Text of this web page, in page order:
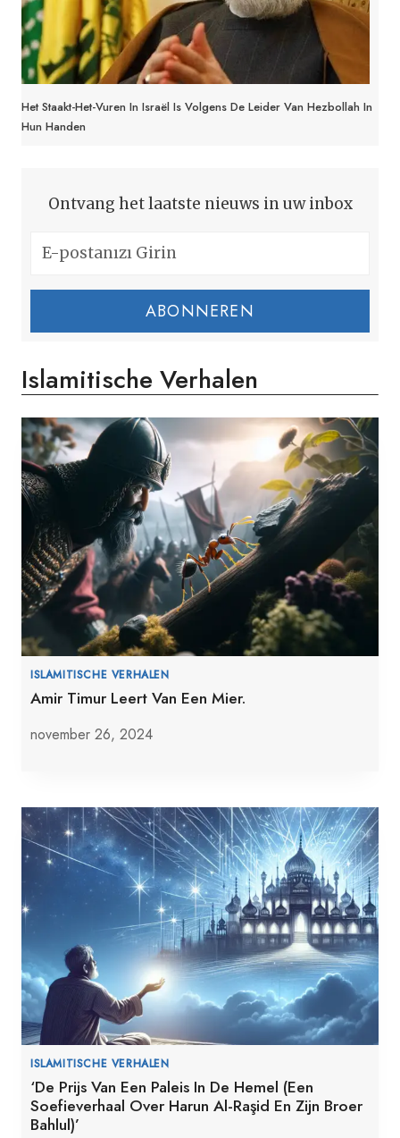
Het Staakt-Het-Vuren In Israël Is Volgens De Leider Van Hezbollah In
Hun Handen
Ontvang het laatste nieuws in uw inbox
ABONNEREN
Islamitische Verhalen
ISLAMITISCHE VERHALEN
Amir Timur Leert Van Een Mier.
november 26, 2024
ISLAMITISCHE VERHALEN
‘De Prijs Van Een Paleis In De Hemel (Een
Soefieverhaal Over Harun Al-Raşid En Zijn Broer
Bahlul)’